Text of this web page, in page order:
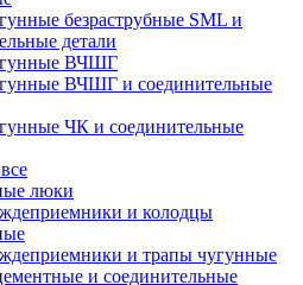
безраструбные SML и
детали
ВЧШГ
ВЧШГ и соединительные
ЧК и соединительные
люки
и колодцы
и трапы чугунные
и соединительные